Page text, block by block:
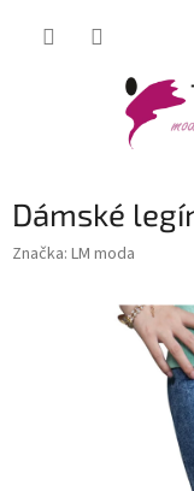
Dámské
Značka: LM moda